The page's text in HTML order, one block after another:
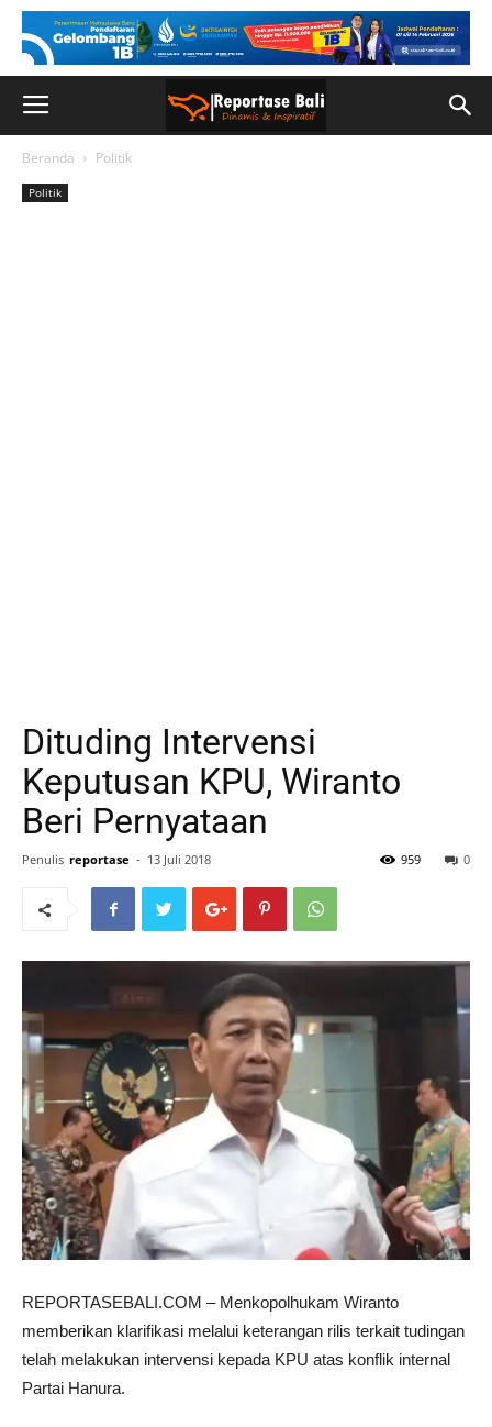
Beranda Politik
Politik
Dituding Intervensi
Keputusan KPU, Wiranto
Beri Pernyataan
Penulis reportase - 13 Juli 2018 0
959
REPORTASEBALI.COM – Menkopolhukam Wiranto
memberikan klarifikasi melalui keterangan rilis terkait tudingan
telah melakukan intervensi kepada KPU atas konflik internal
Partai Hanura.